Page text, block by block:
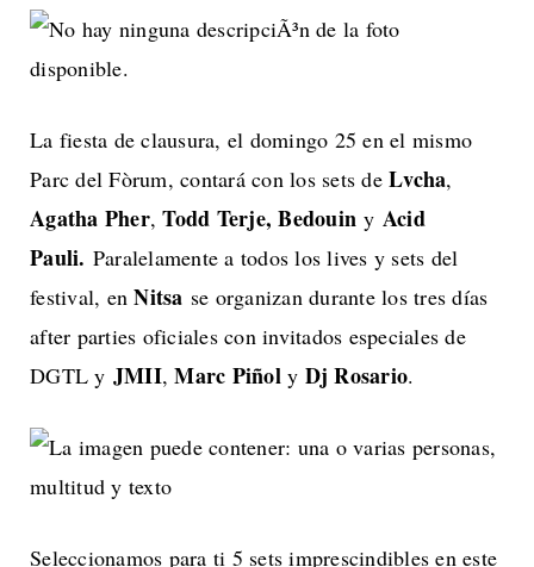
La fiesta de clausura, el domingo 25 en el mismo
Parc del Fòrum, contará con los sets de Lvcha,
Agatha Pher,Todd Terje, Bedouiny Acid
Pauli. Paralelamente a todos los lives y sets del
festival, enNitsa se organizan durante los tres días
after parties oficiales con invitados especiales de
DGTL y JMII, Marc Piñoly Dj Rosario.
Seleccionamos para ti 5 sets imprescindibles en este